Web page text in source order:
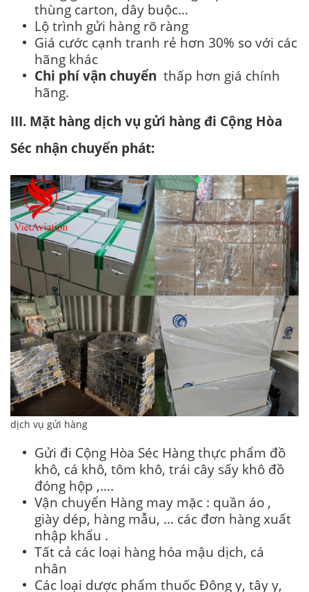
thùng carton, dây buộc…
Lộ trình gửi hàng rõ ràng
Giá cước cạnh tranh rẻ hơn 30% so với các
hãng khác
Chi phí vận chuyển thấp hơn giá chính
hãng.
III. Mặt hàng dịch vụ gửi hàng đi Cộng Hòa
Séc nhận chuyển phát:
dịch vụ gửi hàng
Gửi đi Cộng Hòa Séc Hàng thực phẩm đồ
khô, cá khô, tôm khô, trái cây sấy khô đồ
đóng hộp ,….
Vận chuyển Hàng may mặc : quần áo ,
giày dép, hàng mẫu, … các đơn hàng xuất
nhập khẩu .
Tất cả các loại hàng hóa mậu dịch, cá
nhân
Các loại dược phẩm thuốc Đông y, tây y,